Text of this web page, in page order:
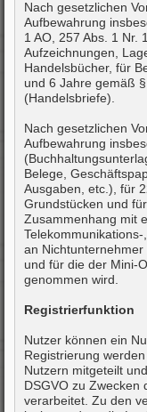
Nach gesetzlichen
Aufbewahrung
1 AO, 257 Abs. 1 Nr.
Aufzeichnungen,
Handelsbücher, für
und 6 Jahre gemäß
(Handelsbriefe).
Nach gesetzlichen
Aufbewahrung
Belege,
Ausgaben, etc.), für
Grundstücken und
Zusammenhang mit
an
und für die der Mini-
genommen wird.
Registrierfunktion
Nutzer können ein
Registrierung
Nutzern mitgeteilt
DSGVO zu Zwecken
verarbeitet. Zu den